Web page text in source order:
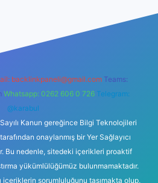
backlinkpaneli@gmail.com Teams:
Whatsapp: 0262 606 0 726 Telegram:
@karabul
Kanun gereğince Bilgi Teknolojileri
onaylanmış bir Yer Sağlayıcı
Bu nedenle, sitedeki içerikleri proaktif
yükümlülüğümüz bulunmamaktadır.
içeriklerin sorumluluğunu taşımakta olup,